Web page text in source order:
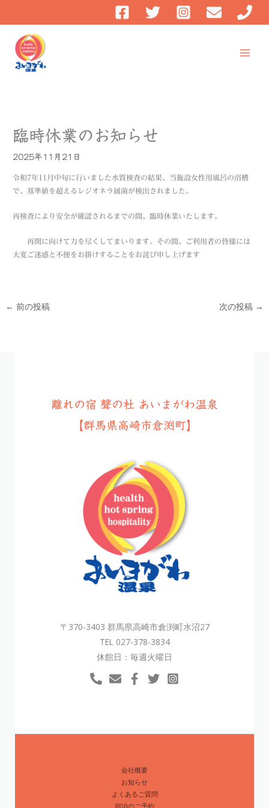
容
臨時休業のお知らせ
2025年11月21日
令和7年11月中旬に行いました水質検査の結果、当施設女性用風呂の浴槽
で、基準値を超えるレジオネラ属菌が検出されました。
再検査により安全が確認されるまでの間、臨時休業いたします。
再開に向けて力を尽くしてまいります。その間、ご利用者の皆様には
大変ご迷惑と不便をお掛けすることをお詫び申し上げます
← 前の投稿 次の投稿 →
離れの宿 聲の杜 あいまがわ温泉
【群馬県高崎市倉渕町】
〒370-3403 群馬県高崎市倉渕町水沼27
TEL 027-378-3834
休館日：毎週火曜日
会社概要
お知らせ
よくあるご質問
宿泊のご予約